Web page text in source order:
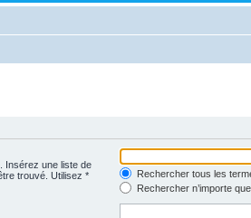
Insérez une liste de
trouvé. Utilisez *
Rechercher tous les
Rechercher n’importe